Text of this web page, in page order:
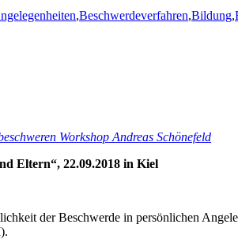
,Beschwerdeverfahren,Bildung,
Workshop Andreas Schönefeld
Eltern“, 22.09.2018 in Kiel
der Beschwerde in persönlichen